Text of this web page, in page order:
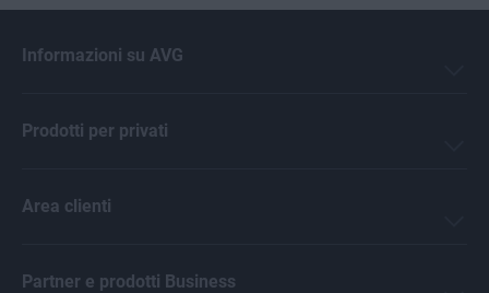
Informazioni su AVG
Prodotti per privati
Area clienti
Partner e prodotti Business